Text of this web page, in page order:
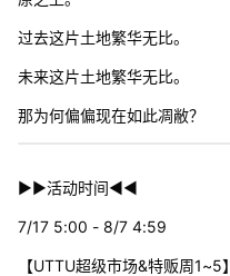
过去这片土地繁华无比。
未来这片土地繁华无比。
那为何偏偏现在如此凋敝？
▶▶活动时间◀◀
7/17 5:00 - 8/7 4:59
【UTTU超级市场&特贩周1~5】